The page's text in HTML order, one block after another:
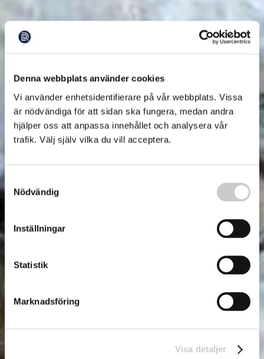
Denna webbplats använder cookies
Vi använder enhetsidentifierare på vår webbplats. Vissa
är nödvändiga för att sidan ska fungera, medan andra
hjälper oss att anpassa innehållet och analysera vår
trafik. Välj själv vilka du vill acceptera.
Nödvändig
Inställningar
Statistik
Marknadsföring
Visa detaljer